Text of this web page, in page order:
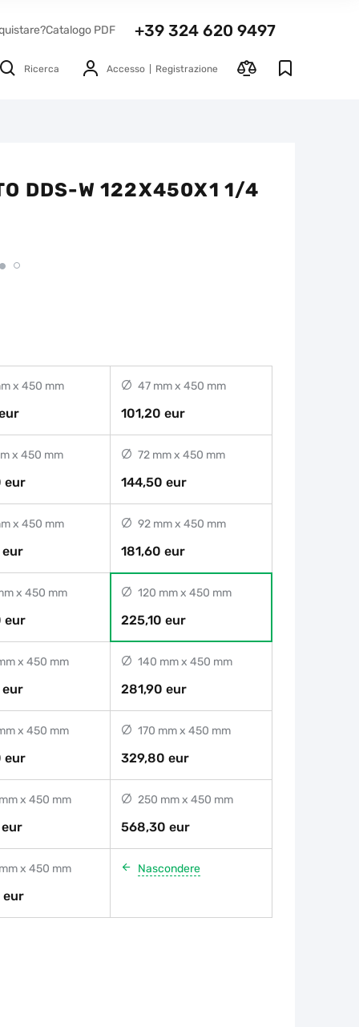
Catalogo PDF +39 324 620 9497
Ricerca Accesso Registrazione
DDS-W 122X450X1 1/4
x 450 mm 47 mm x 450 mm
101,20 eur
x 450 mm
eur
72 mm x 450 mm
144,50 eur
x 450 mm
eur
92 mm x 450 mm
181,60 eur
x 450 mm
eur
120 mm x 450 mm
225,10 eur
x 450 mm
eur
140 mm x 450 mm
281,90 eur
x 450 mm
eur
170 mm x 450 mm
329,80 eur
x 450 mm
eur
250 mm x 450 mm
568,30 eur
x 450 mm
eur
Nascondere